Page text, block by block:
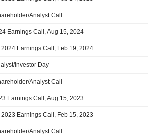
Analyst Call
Earnings Call, Aug 15, 2024
Earnings Call, Feb 19, 2024
Investor Day
Analyst Call
Earnings Call, Aug 15, 2023
Earnings Call, Feb 15, 2023
Analyst Call